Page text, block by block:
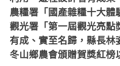
農糧署「國產雜糧十大體
觀光署「第一屆觀光亮點
有成、實至名歸，縣長林
冬山鄉農會頒贈賀獎紅榜